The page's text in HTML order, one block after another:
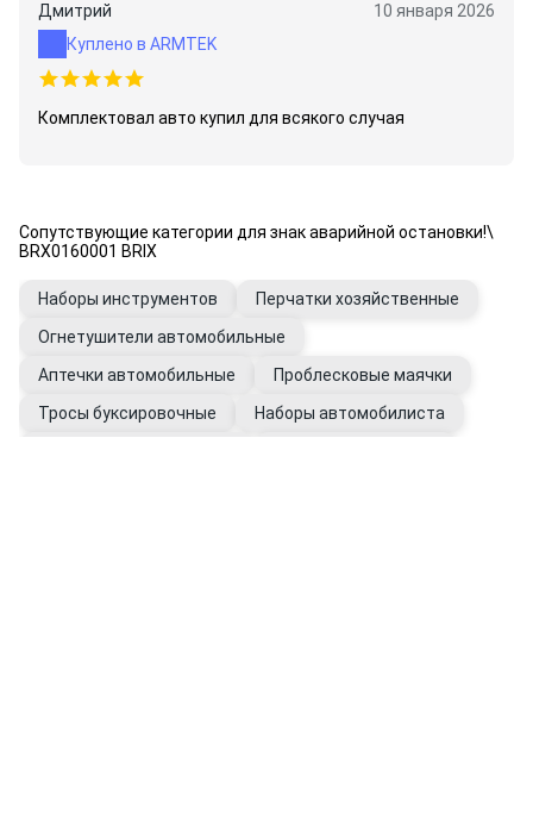
Дмитрий
10 января 2026
Куплено в ARMTEK
Комплектовал авто купил для всякого случая
Сопутствующие категории для знак аварийной остановки!\
BRX0160001 BRIX
Наборы инструментов
Перчатки хозяйственные
Огнетушители автомобильные
Аптечки автомобильные
Проблесковые маячки
Тросы буксировочные
Наборы автомобилиста